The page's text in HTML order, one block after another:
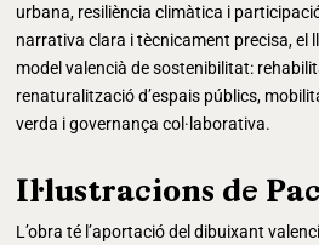
urbana, resiliència climàtica i
narrativa clara i tècnicament precisa, el
model valencià de sostenibilitat:
renaturalització d’espais públics,
verda i governança col·laborativa.
Il·lustracions de
L’obra té l’aportació del dibuixant